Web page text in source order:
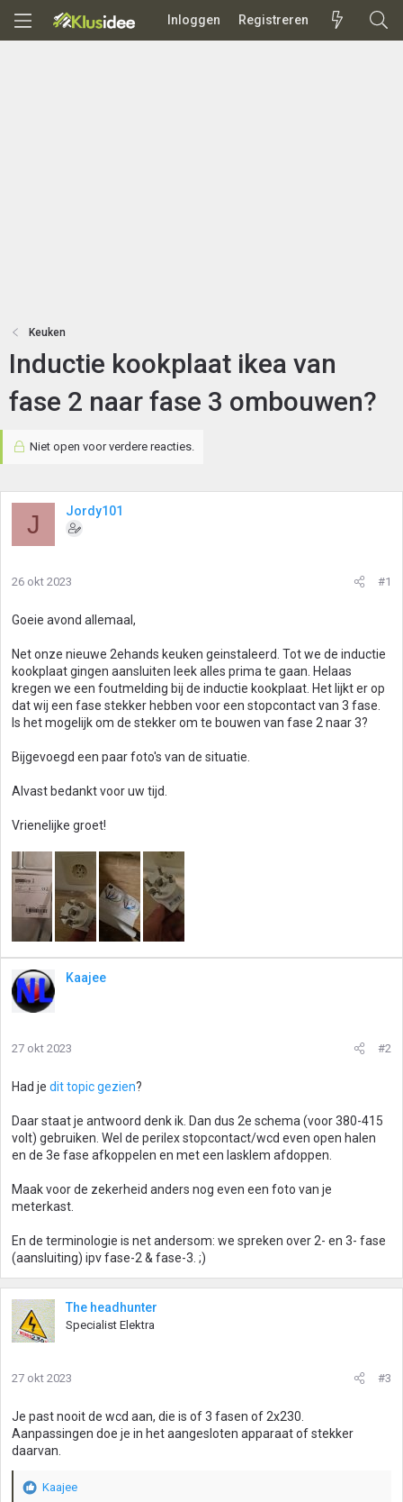
Inloggen Registreren
Keuken
Inductie kookplaat ikea van
fase 2 naar fase 3 ombouwen?
Niet open voor verdere reacties.
J Jordy101
26 okt 2023 #1
Goeie avond allemaal,
Net onze nieuwe 2ehands keuken geinstaleerd. Tot we de inductie
kookplaat gingen aansluiten leek alles prima te gaan. Helaas
kregen we een foutmelding bij de inductie kookplaat. Het lijkt er op
dat wij een fase stekker hebben voor een stopcontact van 3 fase.
Is het mogelijk om de stekker om te bouwen van fase 2 naar 3?
Bijgevoegd een paar foto's van de situatie.
Alvast bedankt voor uw tijd.
Vrienelijke groet!
Kaajee
27 okt 2023 #2
Had je dit topic gezien?
Daar staat je antwoord denk ik. Dan dus 2e schema (voor 380-415
volt) gebruiken. Wel de perilex stopcontact/wcd even open halen
en de 3e fase afkoppelen en met een lasklem afdoppen.
Maak voor de zekerheid anders nog even een foto van je
meterkast.
En de terminologie is net andersom: we spreken over 2- en 3- fase
(aansluiting) ipv fase-2 & fase-3. ;)
The headhunter
Specialist Elektra
27 okt 2023 #3
Je past nooit de wcd aan, die is of 3 fasen of 2x230.
Aanpassingen doe je in het aangesloten apparaat of stekker
daarvan.
W
Kaajee